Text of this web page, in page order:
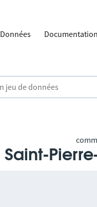
Données Documentation
Saint-